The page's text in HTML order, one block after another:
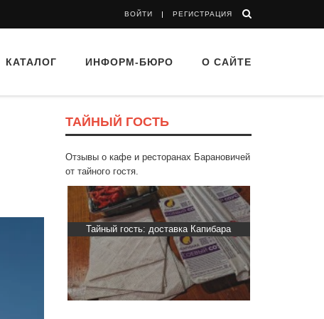
ВОЙТИ РЕГИСТРАЦИЯ
КАТАЛОГ ИНФОРМ-БЮРО О САЙТЕ
ТАЙНЫЙ ГОСТЬ
Отзывы о кафе и ресторанах Барановичей
от тайного гостя.
Тайный гость: доставка Капибара